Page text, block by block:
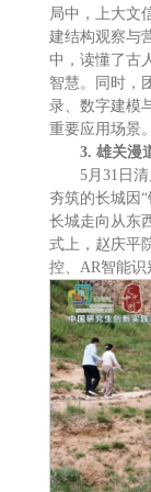
局中，上大文
建结构观察与
中，读懂了古
智慧。同时，
录、数字建模
重要应用场景。
3. 雄关漫
5月31日
夯筑的长城因
长城走向从东
式上，赵庆平
控、AR智能识